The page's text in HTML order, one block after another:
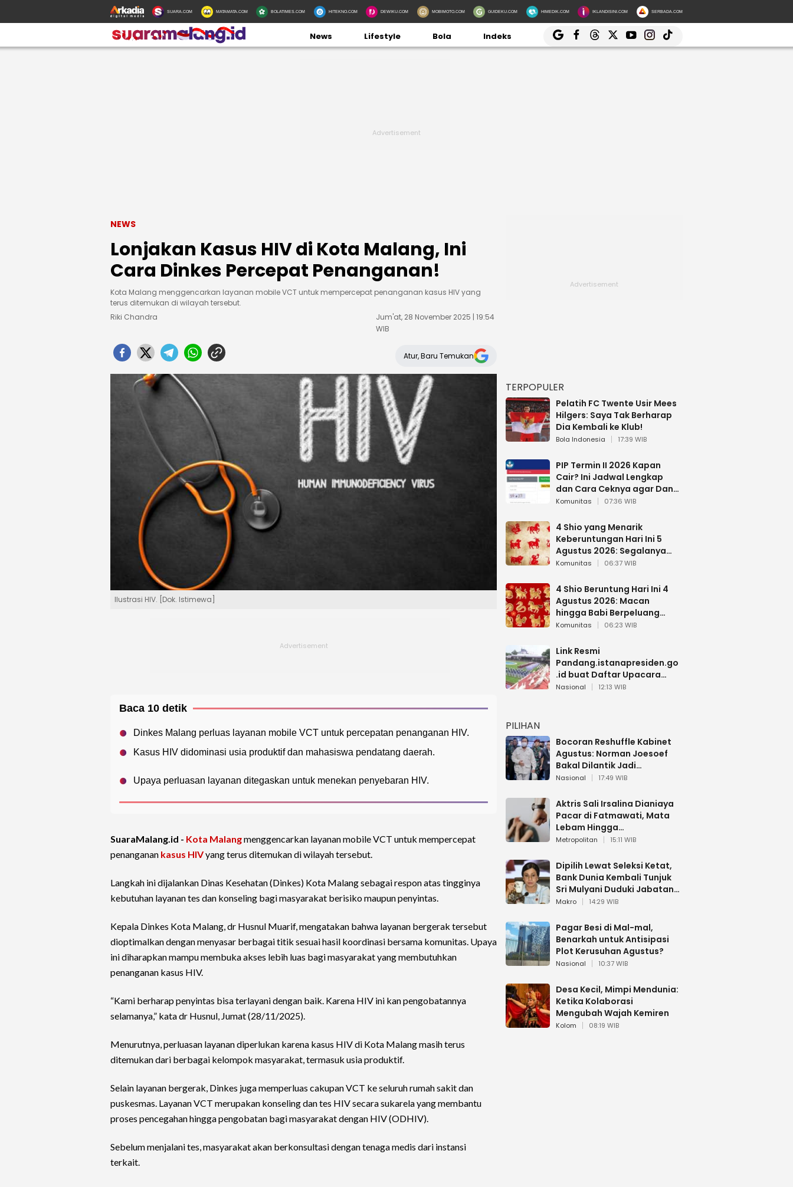
SUARA.COM MATAMATA.COM BOLATIMES.COM HITEKNO.COM DEWIKU.COM MOBIMOTO.COM GUIDEKU.COM HIMEDIK.COM IKLANDISINI.COM SERBADA.COM
News Lifestyle Bola Indeks
NEWS
Lonjakan Kasus HIV di Kota Malang, Ini
Cara Dinkes Percepat Penanganan!
Kota Malang menggencarkan layanan mobile VCT untuk mempercepat penanganan kasus HIV yang
terus ditemukan di wilayah tersebut.
Riki Chandra
Jum'at, 28 November 2025 | 19:54
WIB
Atur, Baru Temukan
Ilustrasi HIV. [Dok. Istimewa]
Baca 10 detik
Dinkes Malang perluas layanan mobile VCT untuk percepatan penanganan HIV.
Kasus HIV didominasi usia produktif dan mahasiswa pendatang daerah.
Upaya perluasan layanan ditegaskan untuk menekan penyebaran HIV.
SuaraMalang.id - Kota Malangmenggencarkan layanan mobile VCT untuk mempercepat
penanganan kasus HIVyang terus ditemukan di wilayah tersebut.
Langkah ini dijalankan Dinas Kesehatan (Dinkes) Kota Malang sebagai respon atas tingginya
kebutuhan layanan tes dan konseling bagi masyarakat berisiko maupun penyintas.
Kepala Dinkes Kota Malang, dr Husnul Muarif, mengatakan bahwa layanan bergerak tersebut
dioptimalkan dengan menyasar berbagai titik sesuai hasil koordinasi bersama komunitas. Upaya
ini diharapkan mampu membuka akses lebih luas bagi masyarakat yang membutuhkan
penanganan kasus HIV.
“Kami berharap penyintas bisa terlayani dengan baik. Karena HIV ini kan pengobatannya
selamanya,” kata dr Husnul, Jumat (28/11/2025).
Menurutnya, perluasan layanan diperlukan karena kasus HIV di Kota Malang masih terus
ditemukan dari berbagai kelompok masyarakat, termasuk usia produktif.
Selain layanan bergerak, Dinkes juga memperluas cakupan VCT ke seluruh rumah sakit dan
puskesmas. Layanan VCT merupakan konseling dan tes HIV secara sukarela yang membantu
proses pencegahan hingga pengobatan bagi masyarakat dengan HIV (ODHIV).
Sebelum menjalani tes, masyarakat akan berkonsultasi dengan tenaga medis dari instansi
terkait.
TERPOPULER
Pelatih FC Twente Usir Mees
Hilgers: Saya Tak Berharap
Dia Kembali ke Klub!
Bola Indonesia 17:39 WIB
PIP Termin II 2026 Kapan
Cair? Ini Jadwal Lengkap
dan Cara Ceknya agar Dana
Tidak Hangus!
Komunitas 07:36 WIB
4 Shio yang Menarik
Keberuntungan Hari Ini 5
Agustus 2026: Segalanya
Berjalan Lancar
Komunitas 06:37 WIB
4 Shio Beruntung Hari Ini 4
Agustus 2026: Macan
hingga Babi Berpeluang
Dapat Kabar Baik
Komunitas 06:23 WIB
Link Resmi
Pandang.istanapresiden.go
.id buat Daftar Upacara
Bendera HUT RI di Istana
Nasional 12:13 WIB
PILIHAN
Bocoran Reshuffle Kabinet
Agustus: Norman Joesoef
Bakal Dilantik Jadi
Wamenhan RI
Nasional 17:49 WIB
Aktris Sali Irsalina Dianiaya
Pacar di Fatmawati, Mata
Lebam Hingga
Diselamatkan Polantas
Metropolitan 15:11 WIB
Dipilih Lewat Seleksi Ketat,
Bank Dunia Kembali Tunjuk
Sri Mulyani Duduki Jabatan
Strategis
Makro 14:29 WIB
Pagar Besi di Mal-mal,
Benarkah untuk Antisipasi
Plot Kerusuhan Agustus?
Nasional 10:37 WIB
Desa Kecil, Mimpi Mendunia:
Ketika Kolaborasi
Mengubah Wajah Kemiren
Kolom 08:19 WIB